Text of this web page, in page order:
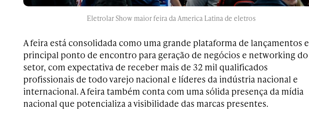
Eletrolar Show maior feira da America Latina de eletros
A feira está consolidada como uma grande plataforma de lançamentos e
principal ponto de encontro para geração de negócios e networking do
setor, com expectativa de receber mais de 32 mil qualificados
profissionais de todo varejo nacional e líderes da indústria nacional e
internacional. A feira também conta com uma sólida presença da mídia
nacional que potencializa a visibilidade das marcas presentes.